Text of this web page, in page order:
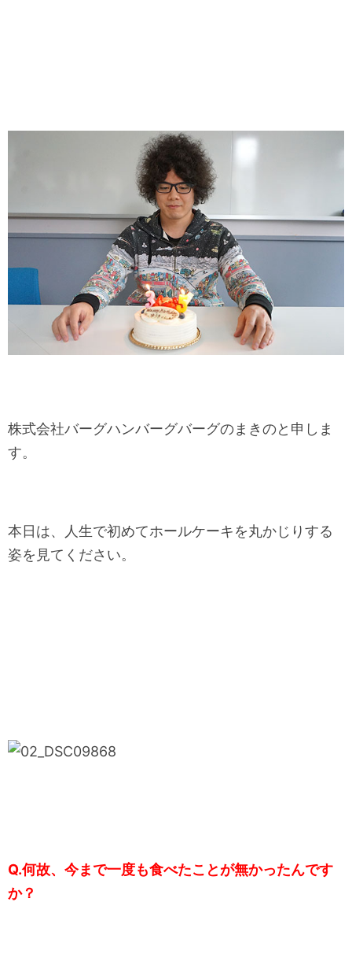
株式会社バーグハンバーグバーグのまきのと申しま
す。
本日は、人生で初めてホールケーキを丸かじりする
姿を見てください。
Q.何故、今まで一度も食べたことが無かったんです
か？